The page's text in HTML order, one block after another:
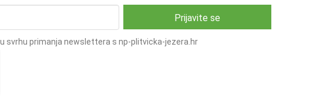
svrhu primanja newslettera s np-plitvicka-jezera.hr